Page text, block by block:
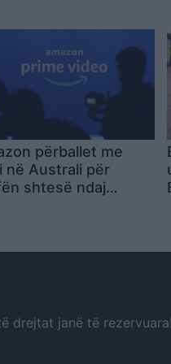
përballet me
në Australi për
shtesë ndaj
drejtat janë të